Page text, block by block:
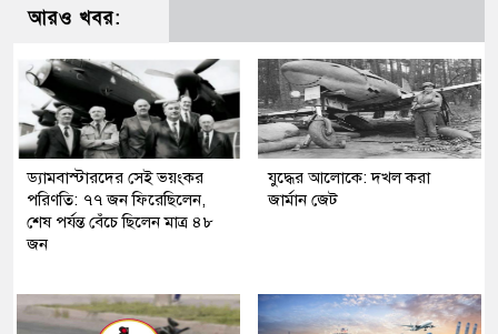
আরও খবর:
ড্যামবাস্টারদের সেই ভয়ংকর
পরিণতি: ৭৭ জন ফিরেছিলেন,
শেষ পর্যন্ত বেঁচে ছিলেন মাত্র ৪৮
জন
যুদ্ধের আলোকে: দখল করা
জার্মান জেট